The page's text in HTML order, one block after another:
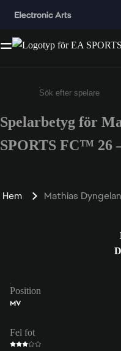
Ange minst 3
Spelarbetyg för
SPORTS FC™ 26
Hem Mathias
Position
MV
Fel fot